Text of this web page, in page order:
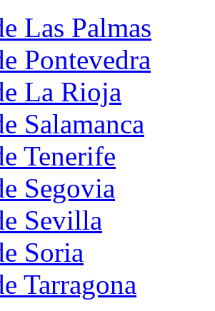
Las Palmas
Pontevedra
La Rioja
Salamanca
Tenerife
Segovia
Sevilla
Soria
Tarragona